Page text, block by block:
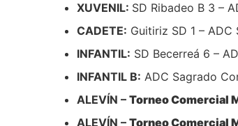
XUVENIL: SD Ribadeo B 3 –
CADETE: Guitiriz SD 1 –
INFANTIL: SD Becerreá 6 –
INFANTIL B: ADC Sagrado
ALEVÍN – Torneo Comercial
ALEVÍN – Torneo Comercial